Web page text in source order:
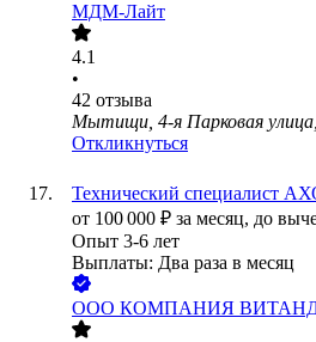
МДМ-Лайт
4.1
•
42 отзыва
Мытищи, 4-я Парковая
Откликнуться
Технический специалист
от 100 000 ₽ за месяц, до
Опыт 3-6 лет
Выплаты: Два раза в месяц
ООО КОМПАНИЯ